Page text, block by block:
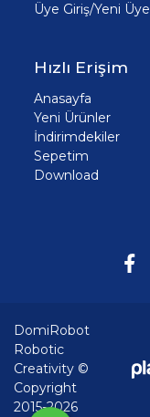
Üye Giriş/Yeni Üye
Hızlı Erişim
Anasayfa
Yeni Ürünler
İndirimdekiler
Sepetim
Download
DomiRobot
Robotic
Creativity ©
Copyright
2015-2026